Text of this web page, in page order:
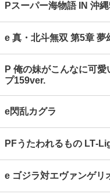
Pスーパー海物語 IN 沖
e 真・北斗無双 第5章 夢
P 俺の妹がこんなに可
プ159ver.
e閃乱カグラ
PFうたわれるもの
e ゴジラ対エヴァンゲリ